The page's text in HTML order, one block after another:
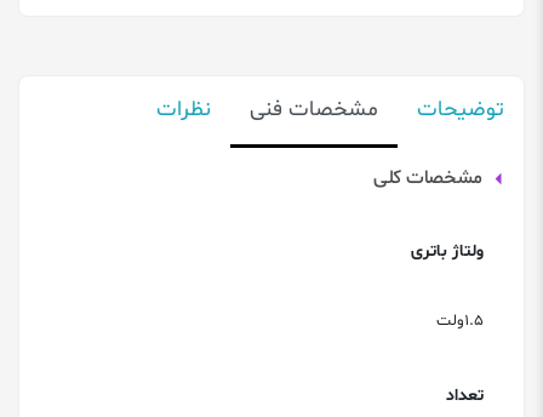
توضیحات مشخصات فنی نظرات
مشخصات کلی
ولتاژ باتری
1.5ولت
تعداد